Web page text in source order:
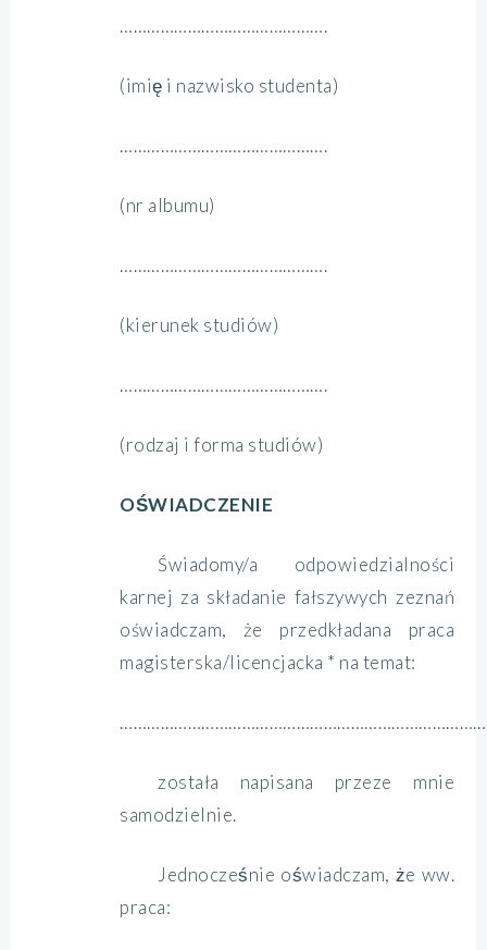
……………………………………….
(imię i nazwisko studenta)
……………………………………….
(nr albumu)
……………………………………….
(kierunek studiów)
……………………………………….
(rodzaj i forma studiów)
OŚWIADCZENIE
Świadomy/a odpowiedzialności
karnej za składanie fałszywych zeznań
oświadczam, że przedkładana praca
magisterska/licencjacka * na temat:
została napisana przeze mnie
samodzielnie.
Jednocześnie oświadczam, że ww.
praca: